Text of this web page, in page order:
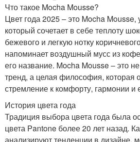
Что такое Mocha Mousse?
Цвет года 2025 – это Mocha Mousse,
который сочетает в себе теплоту
бежевого и легкую нотку
напоминает воздушный мусс из
его название. Mocha Mousse – это
тренд, а целая философия, которая
стремление к комфорту, гармонии и
История цвета года
Традиция выбора цвета года была
цвета Pantone более 20 лет назад.
анализируют тенденции в дизайне,